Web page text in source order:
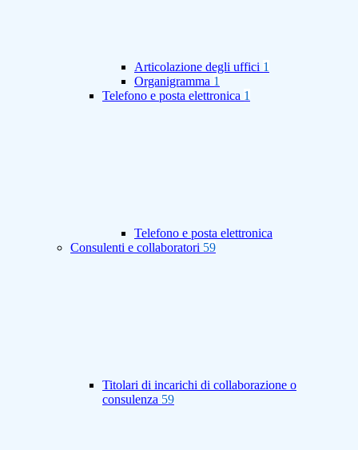
Articolazione degli uffici 1
Organigramma 1
Telefono e posta elettronica 1
Telefono e posta elettronica
Consulenti e collaboratori 59
Titolari di incarichi di collaborazione o
consulenza 59